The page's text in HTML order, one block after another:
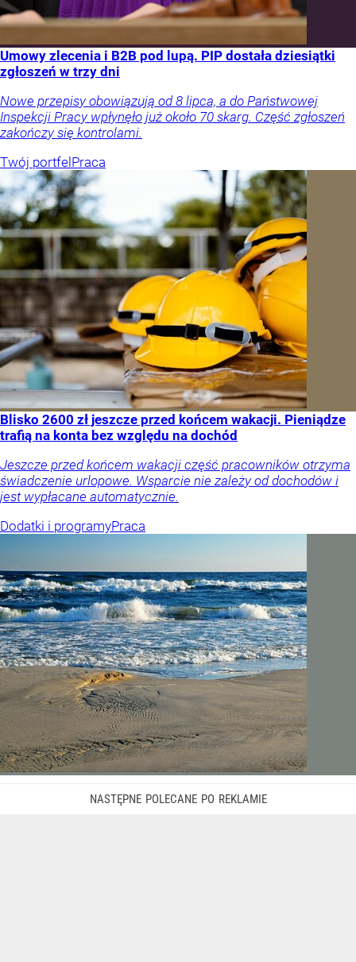
Umowy zlecenia i B2B pod lupą. PIP dostała dziesiątki
zgłoszeń w trzy dni
Nowe przepisy obowiązują od 8 lipca, a do Państwowej
Inspekcji Pracy wpłynęło już około 70 skarg. Część zgłoszeń
zakończy się kontrolami.
Twój portfel Praca
Blisko 2600 zł jeszcze przed końcem wakacji. Pieniądze
trafią na konta bez względu na dochód
Jeszcze przed końcem wakacji część pracowników otrzyma
świadczenie urlopowe. Wsparcie nie zależy od dochodów i
jest wypłacane automatycznie.
Dodatki i programyPraca